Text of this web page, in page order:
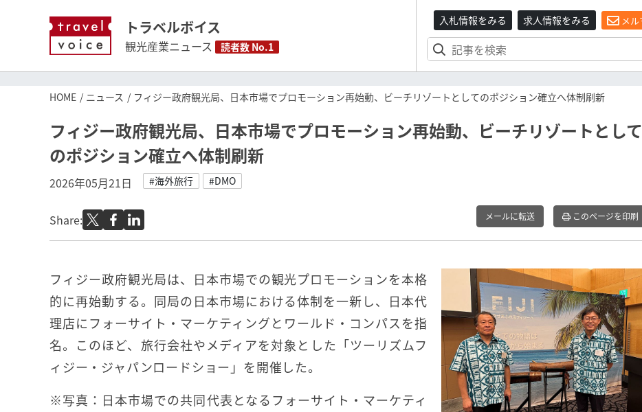
トラベルボイス
観光産業ニュース 読者数 No.1
入札情報をみる 求人情報をみる メ
HOME ニュース フィジー政府観光局、日本市場でプロモーション再始動、ビーチリゾートとしてのポジション確立へ体制刷新
フィジー政府観光局、日本市場でプロモーション再始動、ビーチリゾートとして
のポジション確立へ体制刷新
2026年05月21日 #海外旅行 #DMO
Share: メールに転送 このページを印刷
フィジー政府観光局は、日本市場での観光プロモーションを本格
的に再始動する。同局の日本市場における体制を一新し、日本代
理店にフォーサイト・マーケティングとワールド・コンパスを指
名。このほど、旅行会社やメディアを対象とした「ツーリズムフ
ィジー・ジャパンロードショー」を開催した。
※写真：日本市場での共同代表となるフォーサイト・マーケティ